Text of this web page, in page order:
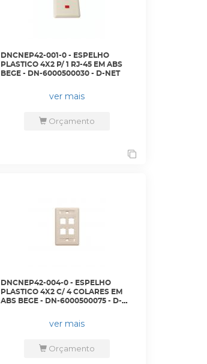
DNCNEP42-001-0 - ESPELHO
PLASTICO 4X2 P/ 1 RJ-45 EM ABS
BEGE - DN-6000500030 - D-NET
ver mais
Orçamento
DNCNEP42-004-0 - ESPELHO
PLASTICO 4X2 C/ 4 COLARES EM
ABS BEGE - DN-6000500075 - D-
ver mais
Orçamento